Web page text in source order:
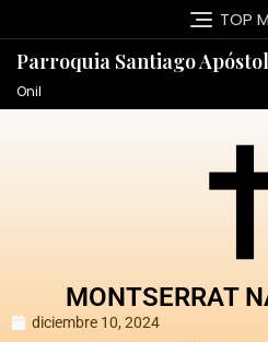
TOP
Parroquia Santiago Apóstol
Onil
MONTSERRAT
diciembre 10, 2024